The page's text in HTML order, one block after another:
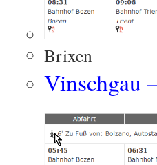
Brixen
Vinschgau